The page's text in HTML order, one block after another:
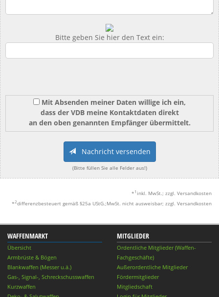
Bitte geben Sie hier den Text ein:
Mit Absenden meiner Daten willige ich ein,
dass der VDB meine Kontaktdaten direkt
an den oben genannten Empfänger übermittelt.
Nachricht versenden
(Bitte füllen Sie alle Felder aus!)
* 1 inkl. MwSt.; zzgl. Versandkosten
*2differenzbesteuert gemäß §25a UStG.;MwSt. nicht ausweisbar; zzgl. Versandkosten
WAFFENMARKT
Übersicht
Armbrüste & Bögen
Blankwaffen (Messer u.ä.)
Gas-, Signal-, Schreckschusswaffen
Kurzwaffen
MITGLIEDER
Ordentliche Mitglieder (Waffen-
Fachgeschäfte)
Außerordentliche Mitglieder
Fördermitglieder
Mitgliedschaft